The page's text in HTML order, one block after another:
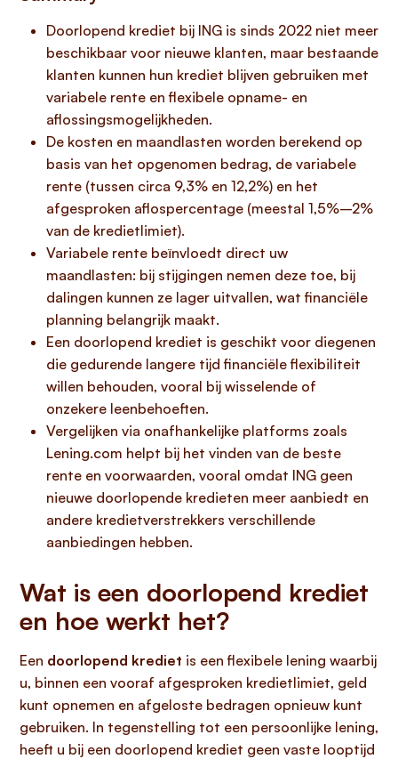
Doorlopend krediet bij ING is sinds 2022 niet meer
beschikbaar voor nieuwe klanten, maar bestaande
klanten kunnen hun krediet blijven gebruiken met
variabele rente en flexibele opname- en
aflossingsmogelijkheden.
De kosten en maandlasten worden berekend op
basis van het opgenomen bedrag, de variabele
rente (tussen circa 9,3% en 12,2%) en het
afgesproken aflospercentage (meestal 1,5%–2%
van de kredietlimiet).
Variabele rente beïnvloedt direct uw
maandlasten: bij stijgingen nemen deze toe, bij
dalingen kunnen ze lager uitvallen, wat financiële
planning belangrijk maakt.
Een doorlopend krediet is geschikt voor diegenen
die gedurende langere tijd financiële flexibiliteit
willen behouden, vooral bij wisselende of
onzekere leenbehoeften.
Vergelijken via onafhankelijke platforms zoals
Lening.com helpt bij het vinden van de beste
rente en voorwaarden, vooral omdat ING geen
nieuwe doorlopende kredieten meer aanbiedt en
andere kredietverstrekkers verschillende
aanbiedingen hebben.
Wat is een doorlopend krediet
en hoe werkt het?
Een doorlopend krediet is een flexibele lening waarbij
u, binnen een vooraf afgesproken kredietlimiet, geld
kunt opnemen en afgeloste bedragen opnieuw kunt
gebruiken. In tegenstelling tot een persoonlijke lening,
heeft u bij een doorlopend krediet geen vaste looptijd